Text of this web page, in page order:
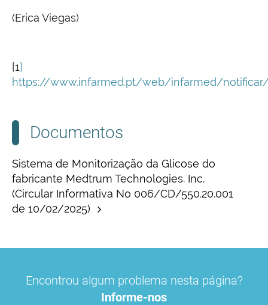
(Erica Viegas)
[1]
https://www.infarmed.pt/web/infarmed/
Documentos
Sistema de Monitorização da Glicose do
fabricante Medtrum Technologies. Inc.
(Circular Informativa No 006/CD/550.20.001
de 10/02/2025)
Encontrou algum problema nesta página?
Informe-nos